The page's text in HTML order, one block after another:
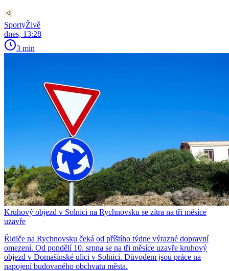
SportyŽivě
dnes, 13:28
3 min
Kruhový objezd v Solnici na Rychnovsku se zítra na tři měsíce
uzavře
Řidiče na Rychnovsku čeká od příštího týdne výrazné dopravní
omezení. Od pondělí 10. srpna se na tři měsíce uzavře kruhový
objezd v Domašínské ulici v Solnici. Důvodem jsou práce na
napojení budovaného obchvatu města.